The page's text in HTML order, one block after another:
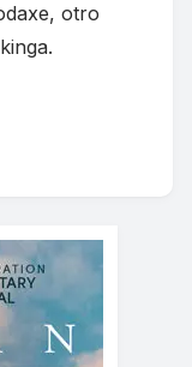
otro